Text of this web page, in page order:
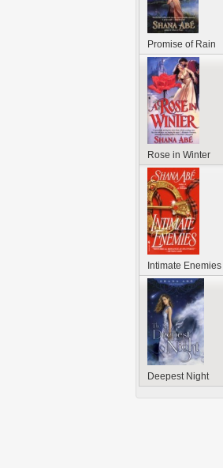
Promise of Rain
Rose in Winter
Intimate Enemies
Deepest Night